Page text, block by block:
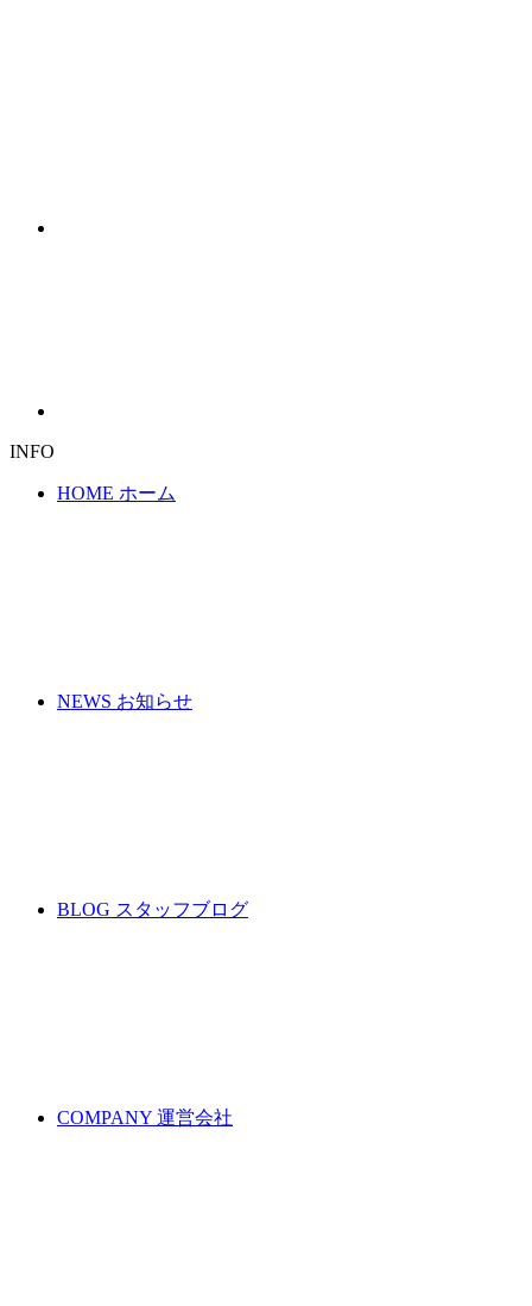
INFO
HOME ホーム
NEWS お知らせ
BLOG スタッフブログ
COMPANY 運営会社